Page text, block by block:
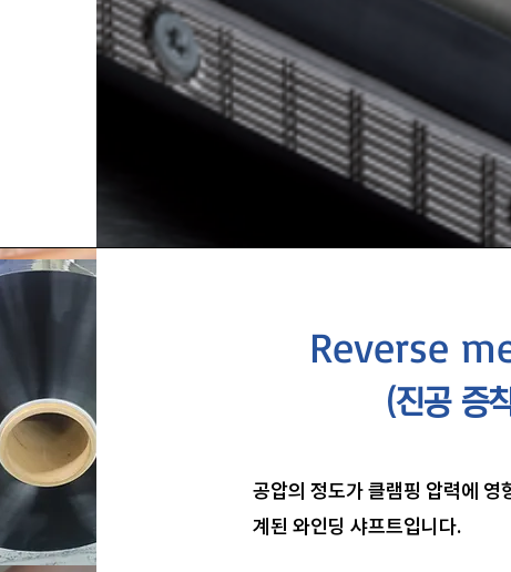
Reverse
(진공 증
공압의 정도가 클램핑 압력에 영
계된 와인딩 샤프트입니다.